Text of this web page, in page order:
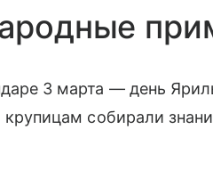
3 марта — день
крупицам собирали